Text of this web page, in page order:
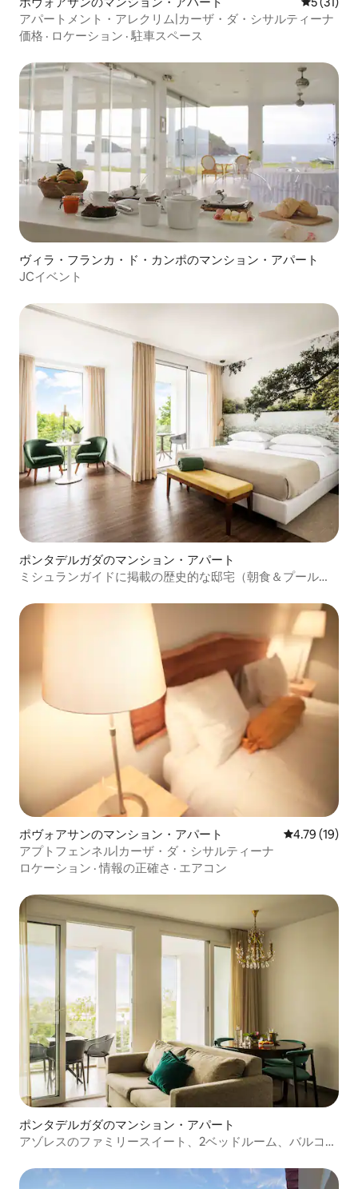
アパートメント・アレクリム|カーザ・ダ・シサルティーナ
価格 · ロケーション ·駐車スペース
ヴィラ・フランカ・ド・カンポのマンション・アパート
JCイベント
ポンタデルガダのマンション・アパート
ミシュランガイドに掲載の歴史的な邸宅（朝食＆プール付
ポヴォアサンのマンション・アパート レビュー19
4.79 (19)
アプトフェンネル|カーザ・ダ・シサルティーナ
ロケーション ·情報の正確さ · エアコン
ポンタデルガダのマンション・アパート
アゾレスのファミリースイート、2ベッドルーム、バルコニ